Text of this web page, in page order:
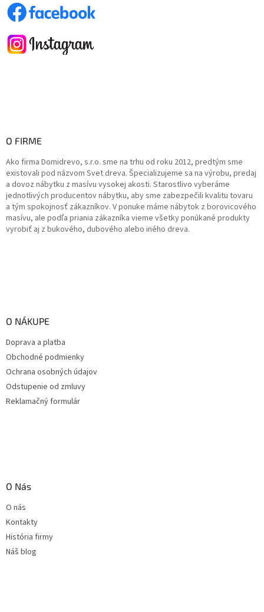
O FIRME
Ako firma Domidrevo, s.r.o. sme na trhu od roku 2012, predtým sme
existovali pod názvom Svet dreva. Špecializujeme sa na výrobu, predaj
a dovoz nábytku z masívu vysokej akosti. Starostlivo vyberáme
jednotlivých producentov nábytku, aby sme zabezpečili kvalitu tovaru
a tým spokojnosť zákazníkov. V ponuke máme nábytok z borovicového
masívu, ale podľa priania zákazníka vieme všetky ponúkané produkty
vyrobiť aj z bukového, dubového alebo iného dreva.
O NÁKUPE
Doprava a platba
Obchodné podmienky
Ochrana osobných údajov
Odstupenie od zmluvy
Reklamačný formulár
O Nás
O nás
Kontakty
História firmy
Náš blog